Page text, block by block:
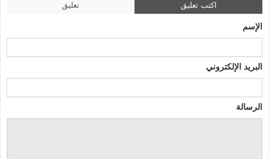
اكتب تعليق تعليق
الإسم
البريد الإلكتروني
الرسالة